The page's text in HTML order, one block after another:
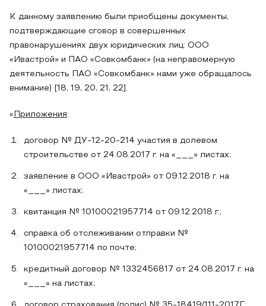
К данному заявлению были приобщены документы,
подтверждающие сговор в совершенных
правонарушениях двух юридических лиц: ООО
«Ивастрой» и ПАО «Совкомбанк» (на неправомерную
деятельность ПАО «Совкомбанк» нами уже обращалось
внимание) [18, 19, 20, 21, 22].
« Приложения:
договор № ДУ-12-20-214 участия в долевом
строительстве от 24.08.2017 г. на «___» листах;
заявление в ООО «Ивастрой» от 09.12.2018 г. на
«___» листах;
квитанция № 10100021957714 от 09.12.2018 г.;
справка об отслеживании отправки №
10100021957714 по почте;
кредитный договор № 1332456817 от 24.08.2017 г. на
«___» на листах;